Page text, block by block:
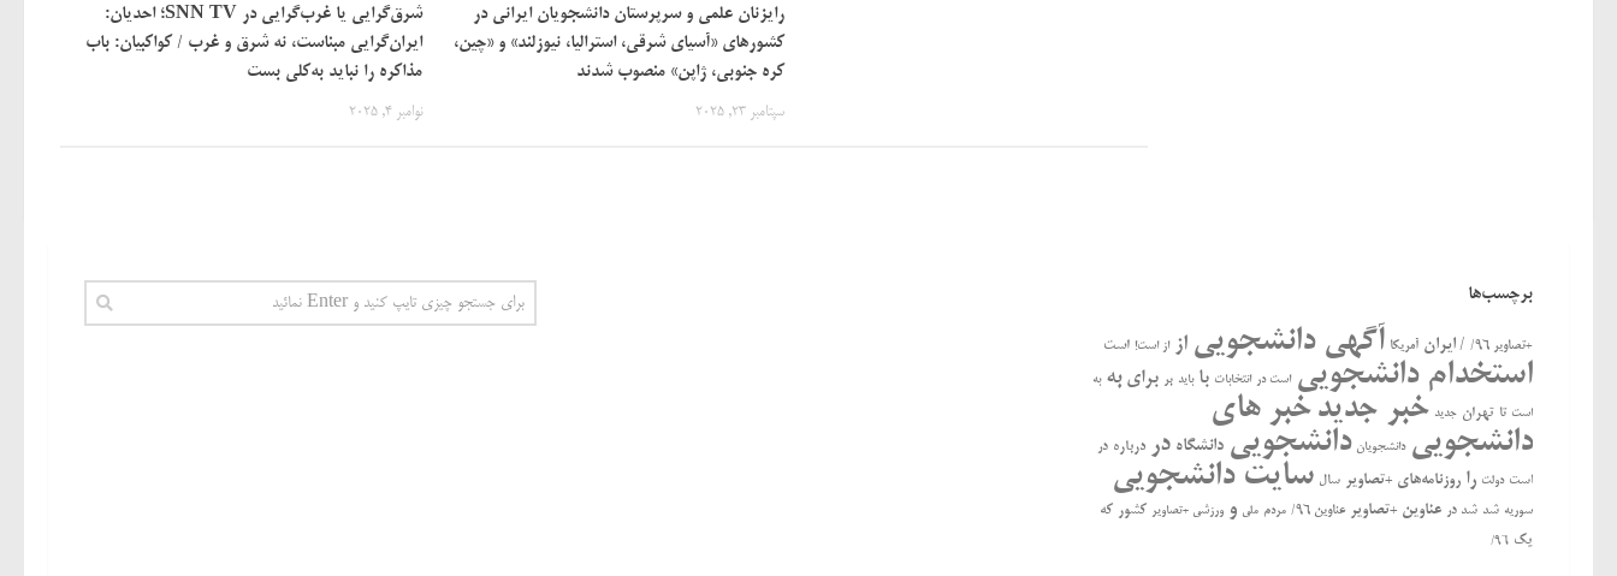
رایزنان علمی و سرپرستان دانشجویان ایرانی در
کشورهای «آسیای شرقی، استرالیا، نیوزلند» و «چین،
کره جنوبی، ژاپن» منصوب شدند
سپتامبر 23, 2025
شرق‌گرایی یا غرب‌گرایی در SNN TV؛ احدیان:
ایران‌گرایی مبناست، نه شرق و غرب / کواکبیان: باب
مذاکره را نباید به‌کلی بست
نوامبر 4, 2025
برچسب‌ها
+تصاویر ۹۶/ / ایران آمریکا آگهی دانشجویی از از است! است
استخدام دانشجویی است در انتخابات با باید بر برای به به
است تا تهران جدید خبر جدید خبر های
دانشجویی دانشجویان دانشجویی دانشگاه در درباره در
ﺍﺳﺖ دولت را روزنامه‌های +تصاویر سال سایت دانشجویی
سوریه شد شد در عناوین +تصاویر عناوین ۹۶/ مردم ملی و ورزشی +تصاویر کشور که
یک ۹۶/